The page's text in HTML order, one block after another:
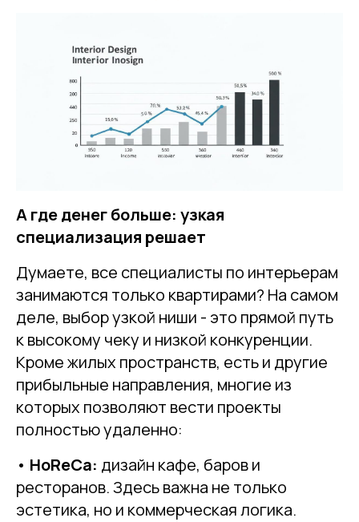
А где денег больше: узкая
специализация решает
Думаете, все специалисты по интерьерам
занимаются только квартирами? На самом
деле, выбор узкой ниши - это прямой путь
к высокому чеку и низкой конкуренции.
Кроме жилых пространств, есть и другие
прибыльные направления, многие из
которых позволяют вести проекты
полностью удаленно:
• HoReCa: дизайн кафе, баров и
ресторанов. Здесь важна не только
эстетика, но и коммерческая логика.